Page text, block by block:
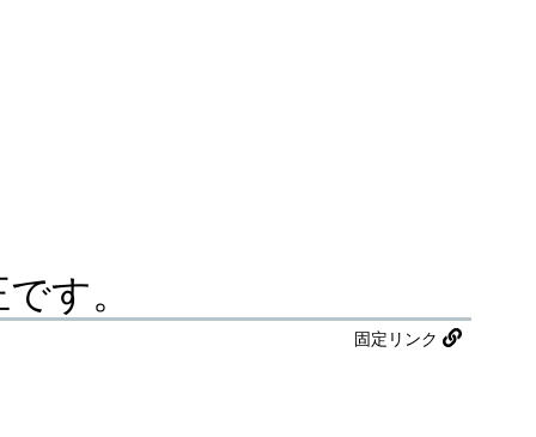
す。
固定リンク